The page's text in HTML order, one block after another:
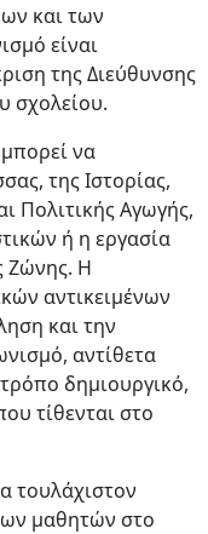
και των
είναι
της Διεύθυνσης
σχολείου.
να
της Ιστορίας,
Πολιτικής Αγωγής,
ή η εργασία
Ζώνης. Η
αντικειμένων
και την
αντίθετα
δημιουργικό,
τίθενται στο
τουλάχιστον
μαθητών στο